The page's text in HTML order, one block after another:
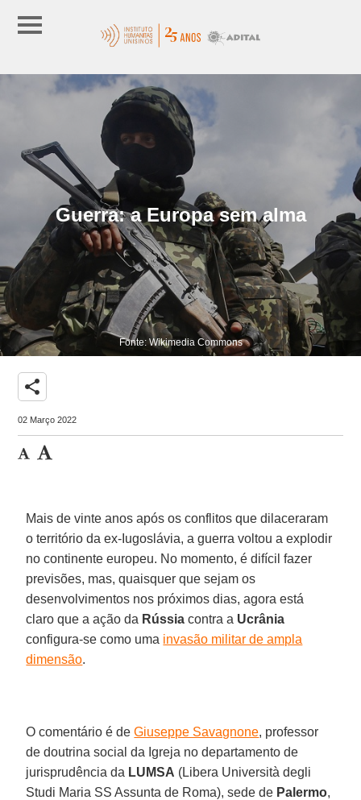
Guerra: a Europa sem alma
Fonte: Wikimedia Commons
share
02 Março 2022
Mais de vinte anos após os conflitos que dilaceraram
o território da ex-Iugoslávia, a guerra voltou a explodir
no continente europeu. No momento, é difícil fazer
previsões, mas, quaisquer que sejam os
desenvolvimentos nos próximos dias, agora está
claro que a ação da Rússia contra a Ucrânia
configura-se como uma invasão militar de ampla
dimensão.
O comentário é deGiuseppe Savagnone, professor
de doutrina social da Igreja no departamento de
jurisprudência da LUMSA (Libera Università degli
Studi Maria SS Assunta de Roma), sede de Palermo,